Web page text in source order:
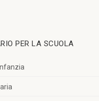
PER LA SCUOLA